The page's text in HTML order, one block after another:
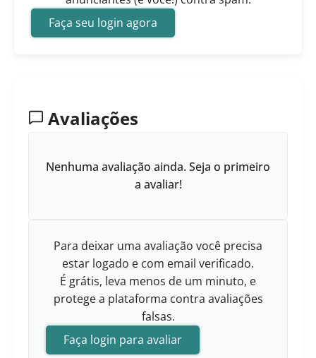
Faça seu login agora
Avaliações
Nenhuma avaliação ainda. Seja o primeiro
a avaliar!
Para deixar uma avaliação você precisa
estar logado e com email verificado.
É grátis, leva menos de um minuto, e
protege a plataforma contra avaliações
falsas.
Faça login para avaliar